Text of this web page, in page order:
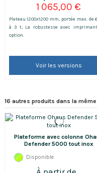
1 065,00 €
Plateau 1200x1200 mm, portée max. de
à 3 t, La robustesse avec
option.
Voir les versions
16 autres produits dans la
Plateforme avec colonne
Defender 5000 tout inox
Disponible